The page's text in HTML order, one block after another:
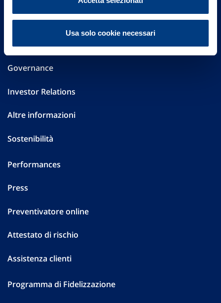
Usa solo cookie necessari
Part. IVA 01329510158
FAQ
Governance
Investor Relations
Altre informazioni
Sostenibilità
Performances
Press
Preventivatore online
Attestato di rischio
Assistenza clienti
Programma di Fidelizzazione